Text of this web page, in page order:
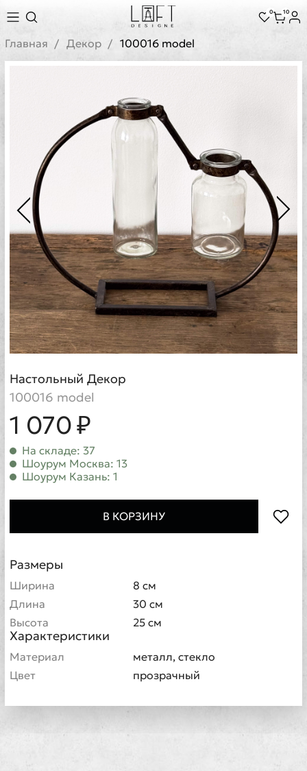
0 10
Главная Декор 100016 model
Настольный Декор
100016 model
1 070 ₽
На складе: 37
Шоурум Москва: 13
Шоурум Казань: 1
В КОРЗИНУ
Размеры
Ширина
8 см
Длина
30 см
Высота
25 см
Характеристики
Материал
металл, стекло
Цвет
прозрачный